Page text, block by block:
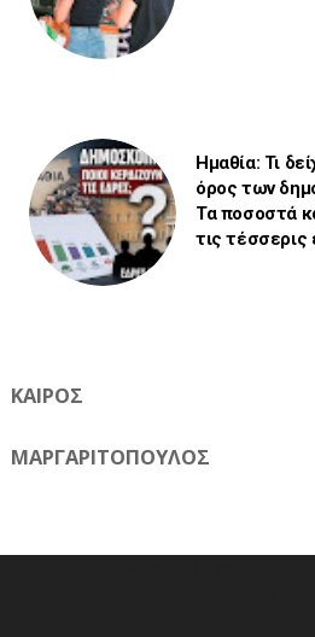
Ημαθία: Τι
όρος των
Τα ποσοστά
τις τέσσερις
ΚΑΙΡΟΣ
ΜΑΡΓΑΡΙΤΟΠΟΥΛΟΣ